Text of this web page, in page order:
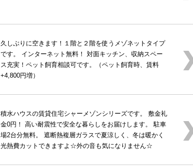
久しぶりに空きます！１階と２階を使うメゾネットタイプ
です。 インターネット無料！ 対面キッチン、収納スペー
ス充実！ペット飼育相談可です。（ペット飼育時、賃料
+4,800円増）
積水ハウスの賃貸住宅シャーメゾンシリーズです。 敷金礼
金0円！ 高い耐震性で安全な暮らしをお届けします。 駐車
場2台分無料。 遮断熱複層ガラスで夏涼しく、冬は暖かく
光熱費カットできますよ☆外の音も気になりません☆